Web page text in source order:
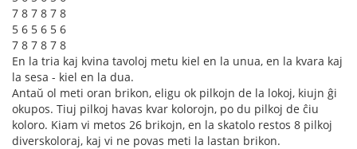
7 8 7 8 7 8
5 6 5 6 5 6
7 8 7 8 7 8
En la tria kaj kvina tavoloj metu kiel en la unua, en la kvara kaj
la sesa - kiel en la dua.
Antaŭ ol meti oran brikon, eligu ok pilkojn de la lokoj, kiujn ĝi
okupos. Tiuj pilkoj havas kvar kolorojn, po du pilkoj de ĉiu
koloro. Kiam vi metos 26 brikojn, en la skatolo restos 8 pilkoj
diverskoloraj, kaj vi ne povas meti la lastan brikon.